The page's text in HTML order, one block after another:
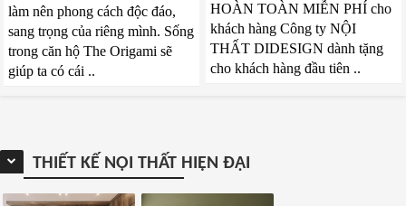
HOÀN TOÀN MIỄN PHÍ cho
khách hàng Công ty NỘI
THẤT DIDESIGN dành tặng
cho khách hàng đầu tiên ..
làm nên phong cách độc đáo,
sang trọng của riêng mình. Sống
trong căn hộ The Origami sẽ
giúp ta có cái ..
THIẾT KẾ NỘI THẤT HIỆN ĐẠI